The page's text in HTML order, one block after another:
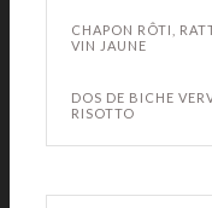
CHAPON RÔTI,
VIN JAUNE
DOS DE BICHE
RISOTTO